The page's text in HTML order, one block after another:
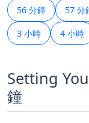
56 分鐘 57 分
3 小時 4 小時
Setting
鐘